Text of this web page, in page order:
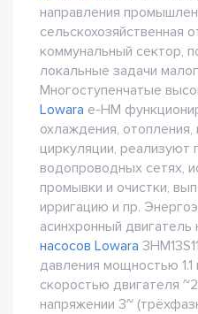
направления
сельскохозяйственная
коммунальный сектор,
локальные задачи
Многоступенчатые
Lowara e-HM
охлаждения,
циркуляции, реализуют
водопроводных сетях,
промывки и очистки,
ирригацию и пр.
асинхронный двигатель
насосов Lowara
давления мощностью 1.1
скоростью двигателя
напряжении 3~